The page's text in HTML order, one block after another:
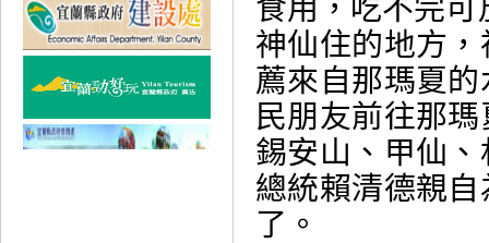
食用，吃不完
神仙住的地方
薦來自那瑪夏
民朋友前往那
錫安山、甲仙
總統賴清德親
了。